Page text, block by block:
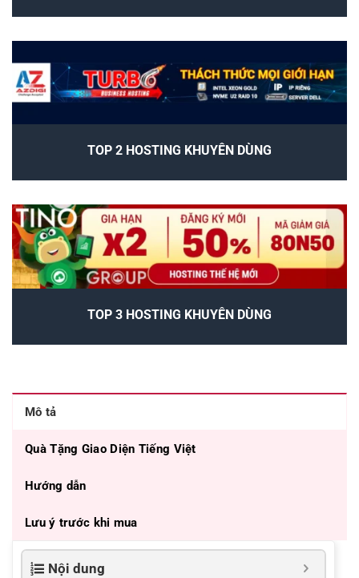
TOP 2 HOSTING KHUYÊN DÙNG
TOP 3 HOSTING KHUYÊN DÙNG
Mô tả
Quà Tặng Giao Diện Tiếng Việt
Hướng dẫn
Lưu ý trước khi mua
Nội dung